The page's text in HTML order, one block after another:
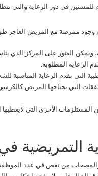
للمسنين في دور الرعاية والتي
وجود ممرضة مع المريض العاجز
ويمكن العثور على المركز
الرعاية المطلوبة.
التي تقدم الرعاية المناسبة
التي يحتاجها المريض
الأخرى التي لايغطيها
التمريضية في
من نقص في عدد